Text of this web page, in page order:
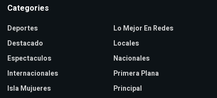
Categories
Deportes
Destacado
Espectaculos
Internacionales
Isla Mujueres
Lo Mejor En Redes
Locales
Nacionales
Primera Plana
Principal